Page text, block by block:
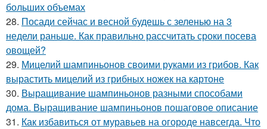
больших объемах
28. Посади сейчас и весной будешь с зеленью на 3
недели раньше. Как правильно рассчитать сроки посева
овощей?
29. Мицелий шампиньонов своими руками из грибов. Как
вырастить мицелий из грибных ножек на картоне
30. Выращивание шампиньонов разными способами
дома. Выращивание шампиньонов пошаговое описание
31. Как избавиться от муравьев на огороде навсегда. Что